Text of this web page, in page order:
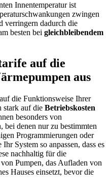
Innentemperatur ist
zwingen
verringern dadurch die
besten bei gleichbleibendem
auf die
aus
die Funktionsweise Ihrer
stark auf die Betriebskosten
besonders von
bei denen nur zu bestimmten
Programmierungen oder
System so anpassen, dass es
nachhaltig für die
Pumpen, das Aufladen von
Hauses einsetzt, bevor die